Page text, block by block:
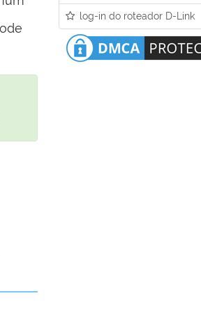
log-in do roteador D-Link